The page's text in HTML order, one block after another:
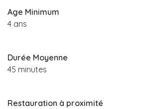
Age Minimum
4 ans
Durée Moyenne
45 minutes
Restauration à proximité